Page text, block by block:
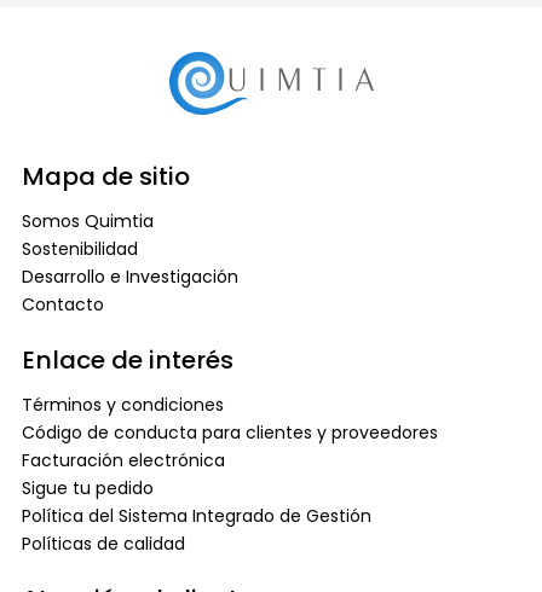
Mapa de sitio
Somos Quimtia
Sostenibilidad
Desarrollo e Investigación
Contacto
Enlace de interés
Términos y condiciones
Código de conducta para clientes y proveedores
Facturación electrónica
Sigue tu pedido
Política del Sistema Integrado de Gestión
Políticas de calidad